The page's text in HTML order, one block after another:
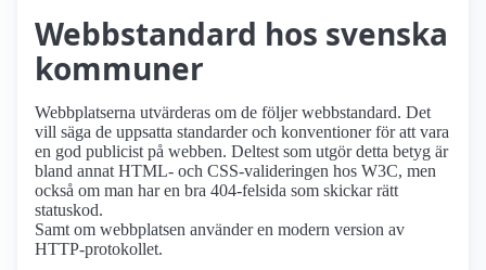
Webbstandard hos svenska
kommuner
Webbplatserna utvärderas om de följer webbstandard. Det
vill säga de uppsatta standarder och konventioner för att vara
en god publicist på webben. Deltest som utgör detta betyg är
bland annat HTML- och CSS-valideringen hos W3C, men
också om man har en bra 404-felsida som skickar rätt
statuskod.
Samt om webbplatsen använder en modern version av
HTTP-protokollet.